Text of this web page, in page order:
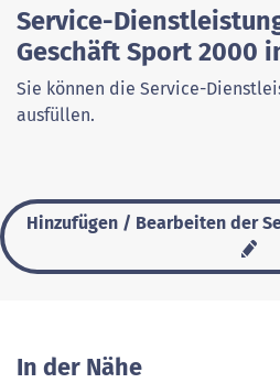
Service-
Geschäft Sport 2000
Sie können die Service-
ausfüllen.
Hinzufügen / Bearbeiten der
In der Nähe